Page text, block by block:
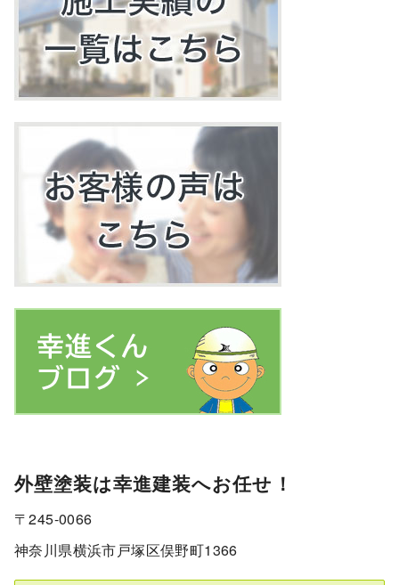
外壁塗装は幸進建装へお任せ！
〒245-0066
神奈川県横浜市戸塚区俣野町1366